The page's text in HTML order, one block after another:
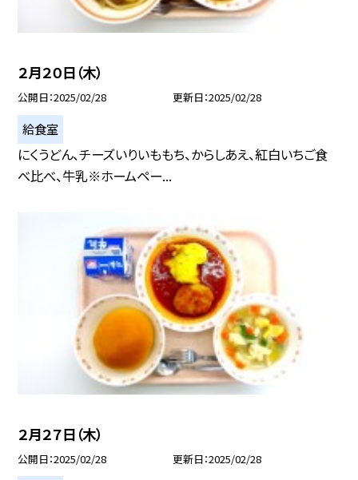
２月２０日（木）
公開日 2025/02/28 更新日 2025/02/28
給食室
にくうどん、チーズいりいももち、からしあえ、紅白いちご食
べ比べ、牛乳※ホームペー...
２月２７日（木）
公開日 2025/02/28 更新日 2025/02/28